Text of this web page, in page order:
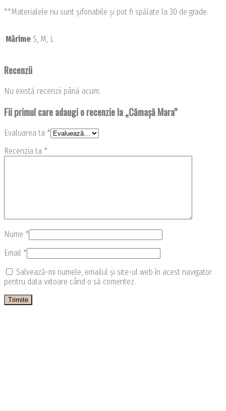
**Materialele nu sunt șifonabile și pot fi spălate la 30 de grade.
Mărime S, M, L
Recenzii
Nu există recenzii până acum.
Fii primul care adaugi o recenzie la „Cămașă Mara”
Evaluarea ta *
Recenzia ta *
Nume *
Email *
Salvează-mi numele, emailul și site-ul web în acest navigator
pentru data viitoare când o să comentez.